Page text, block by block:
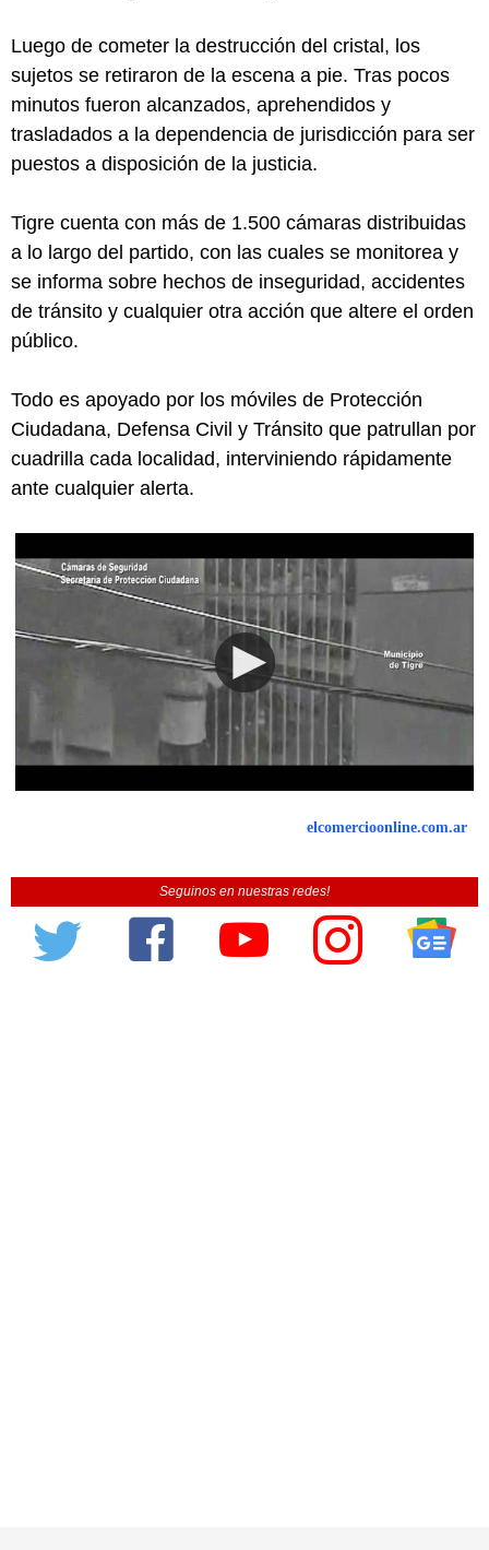
Luego de cometer la destrucción del cristal, los
sujetos se retiraron de la escena a pie. Tras pocos
minutos fueron alcanzados, aprehendidos y
trasladados a la dependencia de jurisdicción para ser
puestos a disposición de la justicia.
Tigre cuenta con más de 1.500 cámaras distribuidas
a lo largo del partido, con las cuales se monitorea y
se informa sobre hechos de inseguridad, accidentes
de tránsito y cualquier otra acción que altere el orden
público.
Todo es apoyado por los móviles de Protección
Ciudadana, Defensa Civil y Tránsito que patrullan por
cuadrilla cada localidad, interviniendo rápidamente
ante cualquier alerta.
elcomercioonline.com.ar
Seguinos en nuestras redes!